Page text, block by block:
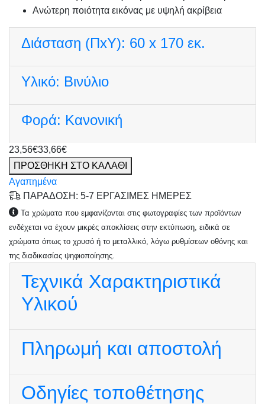
Ανώτερη ποιότητα εικόνας με υψηλή ακρίβεια
Διάσταση (ΠxΥ): 60 x 170 εκ.
Υλικό: Βινύλιο
Φορά: Κανονική
23,56€33,66€
ΠΡΟΣΘΗΚΗ ΣΤΟ ΚΑΛΑΘΙ
Αγαπημένα
ΠΑΡΑΔΟΣΗ: 5-7 ΕΡΓΑΣΙΜΕΣ ΗΜΕΡΕΣ
Τα χρώματα που εμφανίζονται στις φωτογραφίες των προϊόντων
ενδέχεται να έχουν μικρές αποκλίσεις στην εκτύπωση, ειδικά σε
χρώματα όπως το χρυσό ή το μεταλλικό, λόγω ρυθμίσεων οθόνης και
της διαδικασίας ψηφιοποίησης.
Τεχνικά Χαρακτηριστικά
Υλικού
Πληρωμή και αποστολή
Οδηγίες τοποθέτησης